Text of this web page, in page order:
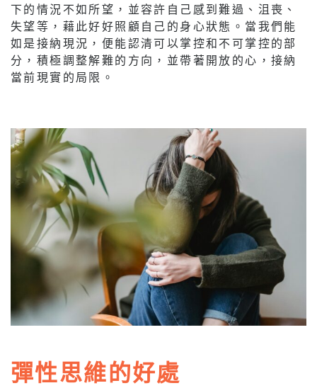
下的情況不如所望，並容許自己感到難過、沮喪、
失望等，藉此好好照顧自己的身心狀態。當我們能
如是接納現況，便能認清可以掌控和不可掌控的部
分，積極調整解難的方向，並帶著開放的心，接納
當前現實的局限。
彈性思維的好處